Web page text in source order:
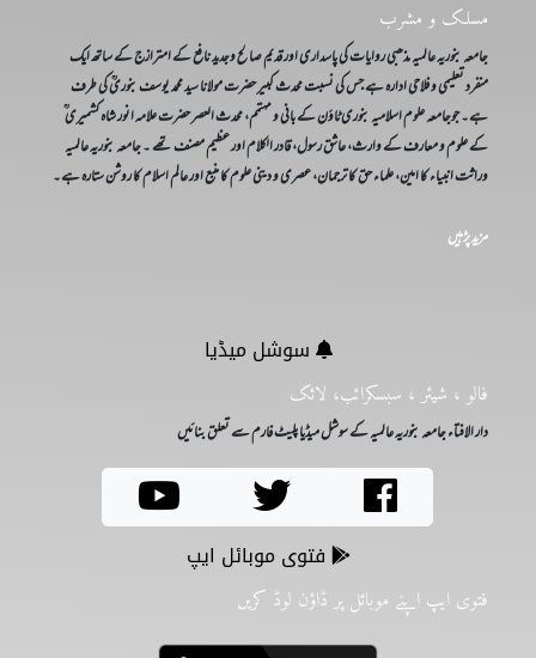
مسلک و مشرب
جامعہ بنوریہ عالمیہ مذھبی روایات کی پاسداری اور قدیم صالح وجدید نافع کے امترازج کے ساتھ ایک
منفرد تعلیمی و فلاحی ادارہ ہے جس کی نسبت محدث کبیر حضرت مولانا سید محمد یوسف بنوریؒ کی طرف
ہے۔ جوجامعہ علوم اسلامیہ بنوری ٹاؤن کے بانی و مہتمم، محدث العصر حضرت علامہ انور شاہ کشمیری ؒ
کے علوم و معارف کے وارث، عاشق رسول، قادر الکلام اور عظیم مصنف تھے ۔ جامعہ بنوریہ عالمیہ
وراثت انبیاء کا امین، علماء حق کا ترجمان، عصری و دینی علوم کا منبع اور عالم اسلام کا روشن ستارہ ہے۔
مزید پڑہیں
سوشل میڈیا
فالو ، شیئر ، سبسکرائب، لائک
دار الافتاء جامعہ بنوریہ عالمیہ کے سوشل میڈیا پلیٹ فارم سے تعلق بنائیں
فتوی موبائل ایپ
فتوی ایپ اپنے موبائل پر ڈاؤن لوڈ کریں